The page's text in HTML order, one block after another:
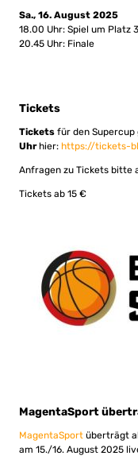
Sa., 16. August 2025
18.00 Uhr: Spiel um Platz 3
20.45 Uhr: Finale
Tickets
Tickets für den Supercup
Uhrhier: https://tickets-
Anfragen zu Tickets bitte
Tickets ab 15 €
MagentaSport
MagentaSport überträgt
am 15./16. August 2025